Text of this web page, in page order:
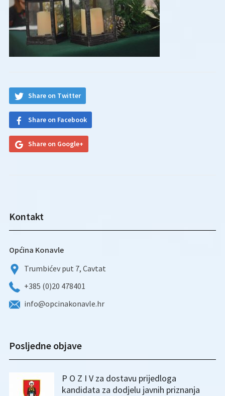
Share on Twitter
Share on Facebook
Share on Google+
Kontakt
Općina Konavle
Trumbićev put 7, Cavtat
+385 (0)20 478401
info@opcinakonavle.hr
Posljedne objave
P O Z I V za dostavu prijedloga
kandidata za dodjelu javnih priznanja